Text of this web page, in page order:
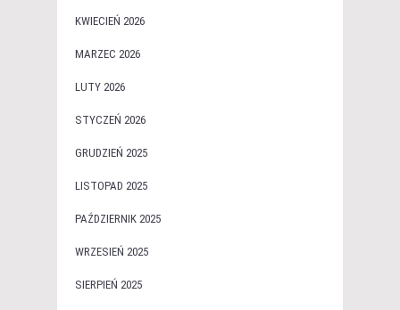
KWIECIEŃ 2026
MARZEC 2026
LUTY 2026
STYCZEŃ 2026
GRUDZIEŃ 2025
LISTOPAD 2025
PAŹDZIERNIK 2025
WRZESIEŃ 2025
SIERPIEŃ 2025